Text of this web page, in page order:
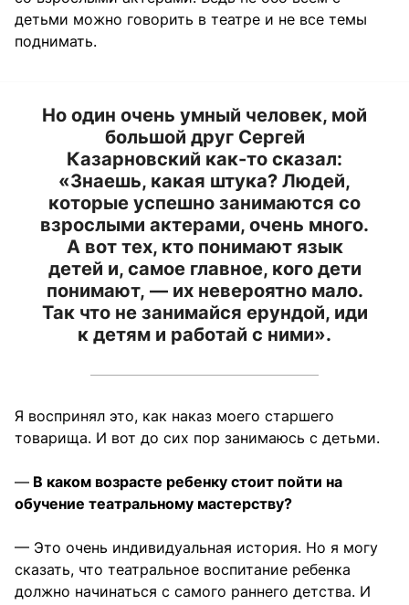
детьми можно говорить в театре и не все темы
поднимать.
Но один очень умный человек, мой
большой друг Сергей
Казарновский как-то сказал:
«Знаешь, какая штука? Людей,
которые успешно занимаются со
взрослыми актерами, очень много.
А вот тех, кто понимают язык
детей и, самое главное, кого дети
понимают, — их невероятно мало.
Так что не занимайся ерундой, иди
к детям и работай с ними».
Я воспринял это, как наказ моего старшего
товарища. И вот до сих пор занимаюсь с детьми.
— В каком возрасте ребенку стоит пойти на
обучение театральному мастерству?
— Это очень индивидуальная история. Но я могу
сказать, что театральное воспитание ребенка
должно начинаться с самого раннего детства. И